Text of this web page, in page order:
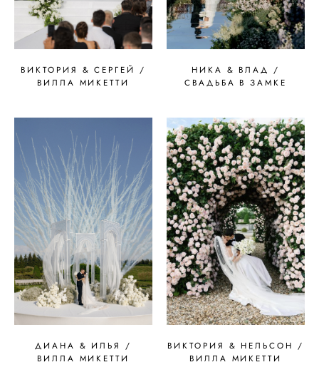
ВИКТОРИЯ & СЕРГЕЙ /
ВИЛЛА МИКЕТТИ
НИКА & ВЛАД /
СВАДЬБА В ЗАМКЕ
ДИАНА & ИЛЬЯ /
ВИЛЛА МИКЕТТИ
ВИКТОРИЯ & НЕЛЬСОН /
ВИЛЛА МИКЕТТИ